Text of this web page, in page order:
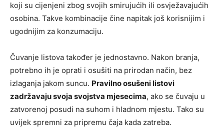
koji su cijenjeni zbog svojih smirujućih ili osvježavajućih
osobina. Takve kombinacije čine napitak još korisnijim i
ugodnijim za konzumaciju.
Čuvanje listova također je jednostavno. Nakon branja,
potrebno ih je oprati i osušiti na prirodan način, bez
izlaganja jakom suncu. Pravilno osušeni listovi
zadržavaju svoja svojstva mjesecima, ako se čuvaju u
zatvorenoj posudi na suhom i hladnom mjestu. Tako su
uvijek spremni za pripremu čaja kada zatreba.